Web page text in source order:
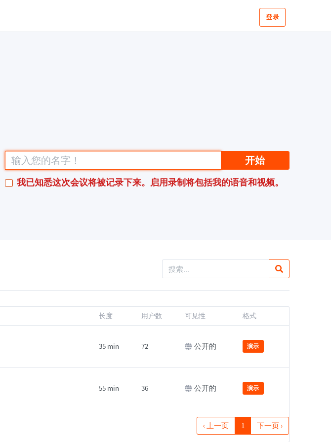
登录
开始
我已知悉这次会议将被记录下来。启用录制将包括我的语音和视频。
长度 用户数 可见性 格式
35 min 72 公开的 演示
55 min 36 公开的 演示
‹ 上一页 1 下一页 ›